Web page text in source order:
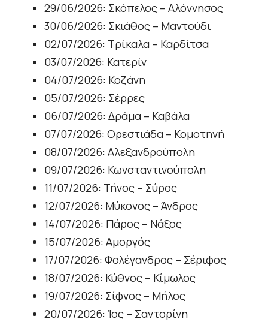
29/06/2026: Σκόπελος – Αλόννησος
30/06/2026: Σκιάθος – Μαντούδι
02/07/2026: Τρίκαλα – Καρδίτσα
03/07/2026: Κατερίν
04/07/2026: Κοζάνη
05/07/2026: Σέρρες
06/07/2026: Δράμα – Καβάλα
07/07/2026: Ορεστιάδα – Κομοτηνή
08/07/2026: Αλεξανδρούπολη
09/07/2026: Κωνσταντινούπολη
11/07/2026: Τήνος – Σύρος
12/07/2026: Μύκονος – Άνδρος
14/07/2026: Πάρος – Νάξος
15/07/2026: Αμοργός
17/07/2026: Φολέγανδρος – Σέριφος
18/07/2026: Κύθνος – Κίμωλος
19/07/2026: Σίφνος – Μήλος
20/07/2026: Ίος – Σαντορίνη